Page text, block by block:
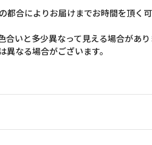
合によりお届けまでお時間を頂く可
いと多少異なって見える場合があり
なる場合がございます。